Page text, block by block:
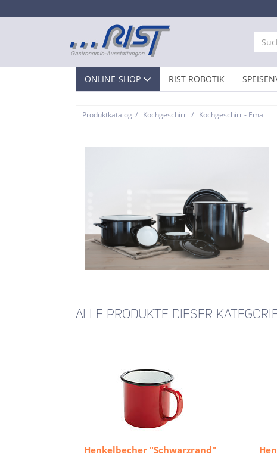
ONLINE-SHOP RIST ROBOTIK
Produktkatalog / Kochgeschirr / Kochgeschirr - Email
ALLE PRODUKTE DIESER
Henkelbecher "Schwarzrand"